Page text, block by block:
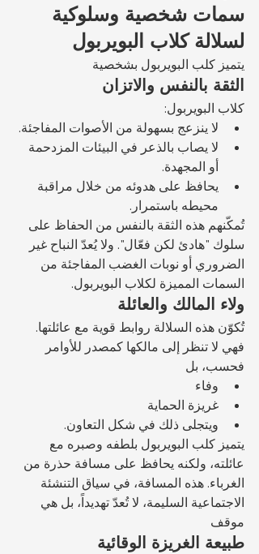
سمات شخصية وسلوكية
لسلالة كلاب البويربول
يتميز كلب البويربول بشخصية
الثقة بالنفس والاتزان
كلاب البويربول:
لا ينزعج بسهولة من الأصوات المفاجئة.
لا يصاب بالذعر في البيئات المزدحمة
أو المجهدة.
يحافظ على هدوئه من خلال مراقبة
محيطه باستمرار.
تُمكّنهم هذه الثقة بالنفس من الحفاظ على
سلوك "هادئ لكن فعّال". ولا يُعدّ النباح غير
الضروري أو نوبات الغضب المفاجئة من
السمات المميزة لكلاب البويربول.
ولاء المالك والعائلة
تُكوّن هذه السلالة روابط قوية مع عائلتها.
فهي لا تنظر إلى مالكها كمصدر للأوامر
فحسب، بل
وفاء
غريزة الحماية
ويتجلى ذلك في شكل التعاون.
يتميز كلب البويربول بلطفه وصبره مع
عائلته، ولكنه يحافظ على مسافة حذرة من
الغرباء. هذه المسافة، في سياق التنشئة
الاجتماعية السليمة، لا تُعدّ تهديداً، بل هي
موقف
طبيعة الغريزة الوقائية